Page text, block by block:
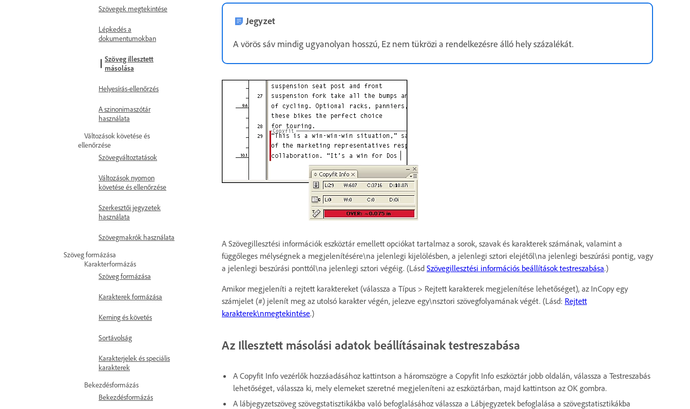
Szövegek megtekintése
Lépkedés a
dokumentumokban
Szöveg illesztett
másolása
Helyesírás-ellenőrzés
A szinonimaszótár
használata
Változások követése és
ellenőrzése
Szövegváltoztatások
Változások nyomon
követése és ellenőrzése
Szerkesztői jegyzetek
használata
Szövegmakrók használata
Szöveg formázása
Karakterformázás
Szöveg formázása
Karakterek formázása
Kerning és követés
Sortávolság
Karakterjelek és speciális
karakterek
Bekezdésformázás
Bekezdésformázás
Jegyzet
A vörös sáv mindig ugyanolyan hosszú, Ez nem tükrözi a rendelkezésre álló hely százalékát.
A Szövegillesztési információk eszköztár emellett opciókat tartalmaz a sorok, szavak és karakterek számának, valamint a
függőleges mélységnek a megjelenítésére\na jelenlegi kijelölésben, a jelenlegi sztori elejétől\na jelenlegi beszúrási pontig, vagy
a jelenlegi beszúrási ponttól\na jelenlegi sztori végéig. (Lásd Szövegillesztési információs beállítások testreszabása.)
Amikor megjeleníti a rejtett karaktereket (válassza a Típus > Rejtett karakterek megjelenítése lehetőséget), az InCopy egy
számjelet (#) jelenít meg az utolsó karakter végén, jelezve egy\nsztori szövegfolyamának végét. (Lásd: Rejtett
karakterek\nmegtekintése.)
Az Illesztett másolási adatok beállításainak testreszabása
A Copyfit Info vezérlők hozzáadásához kattintson a háromszögre a Copyfit Info eszköztár jobb oldalán, válassza a Testreszabás
lehetőséget, válassza ki, mely elemeket szeretné megjeleníteni az eszköztárban, majd kattintson az OK gombra.
A lábjegyzetszöveg szövegstatisztikákba való befoglalásához válassza a Lábjegyzetek befoglalása a szövegstatisztikákba